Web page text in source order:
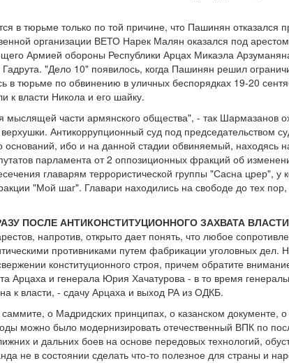
в тюрьме только по той причине, что Пашинян отказался
организации ВЕТО Нарек Малян оказался под
Армией обороны Республики Арцах Микаэла
"Дело 10" появилось, когда Пашинян решил
в тюрьме по обвинению в уличных беспорядках 19-20
к власти Никола и его шайку.
части армянского общества", - так Шармазанов
Антикоррупционный суд под председательством
ибо и на данной стадии обвиняемый, находясь
парламента от 2 оппозиционных фракций об
главарям террористической группы "Сасна црер", у
"Мой шаг". Главари находились на свободе до тех пор,
ПОСЛЕ АНТИКОНСТИТУЦИОННОГО ЗАХВАТА ВЛАСТИ
напротив, открыто дает понять, что любое
противниками путем фабрикации уголовных дел.
конституционного строя, причем обратите
Арцаха и генерала Юрия Хачатурова - в то время
к власти, - сдачу Арцаха и выход РА из ОДКБ.
о Мадридских принципах, о казанском документе,
можно было модернизировать отечественный ВПК по
и дальних боев на основе передовых технологий,
не в состоянии сделать что-то полезное для страны и